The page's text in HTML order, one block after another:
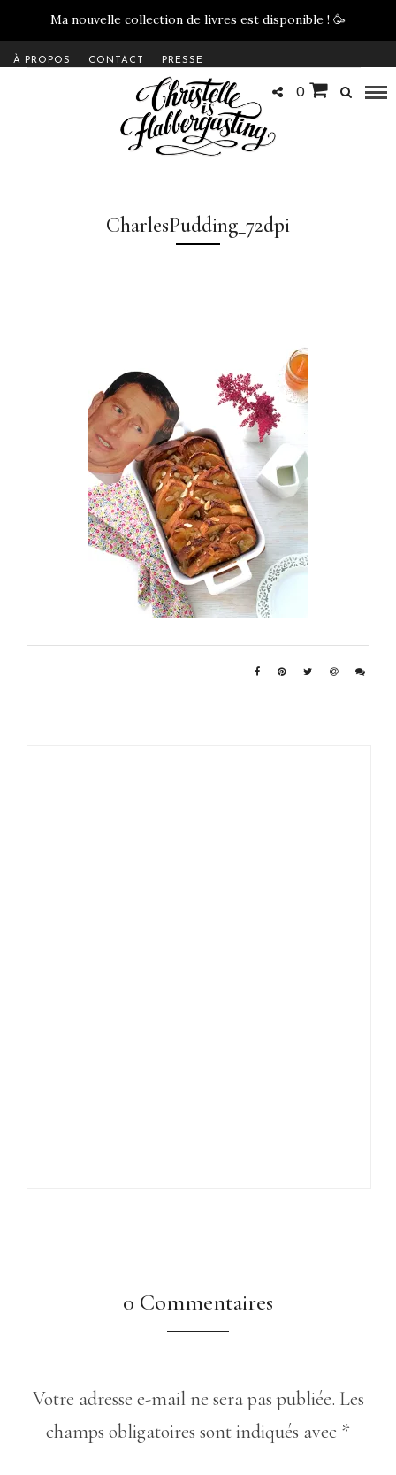
Ma nouvelle collection de livres est disponible ! 🥳
À PROPOS CONTACT PRESSE
0
CharlesPudding_72dpi
0 Commentaires
Votre adresse e-mail ne sera pas publiée. Les
champs obligatoires sont indiqués avec *